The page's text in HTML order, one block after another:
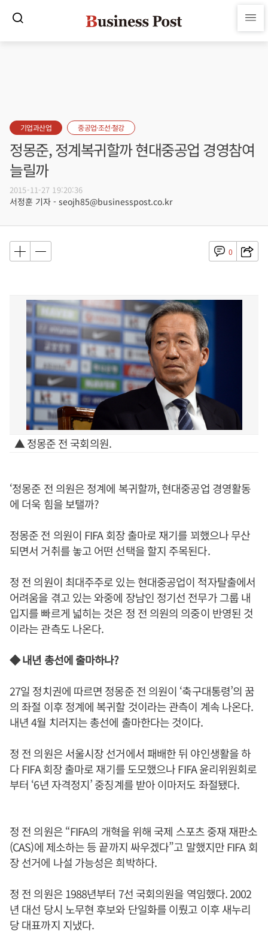
기업과산업 중공업·조선·철강
정몽준, 정계복귀할까 현대중공업 경영참여
늘릴까
2015-11-27 19:20:36
서정훈 기자 - seojh85@businesspost.co.kr
0
▲ 정몽준 전 국회의원.
‘정몽준 전 의원은 정계에 복귀할까, 현대중공업 경영활동
에 더욱 힘을 보탤까?
정몽준 전 의원이 FIFA 회장 출마로 재기를 꾀했으나 무산
되면서 거취를 놓고 어떤 선택을 할지 주목된다.
정 전 의원이 최대주주로 있는 현대중공업이 적자탈출에서
어려움을 겪고 있는 와중에 장남인 정기선 전무가 그룹 내
입지를 빠르게 넓히는 것은 정 전 의원의 의중이 반영된 것
이라는 관측도 나온다.
◆ 내년 총선에 출마하나?
27일 정치권에 따르면 정몽준 전 의원이 ‘축구대통령’의 꿈
의 좌절 이후 정계에 복귀할 것이라는 관측이 계속 나온다.
내년 4월 치러지는 총선에 출마한다는 것이다.
정 전 의원은 서울시장 선거에서 패배한 뒤 야인생활을 하
다 FIFA 회장 출마로 재기를 도모했으나 FIFA 윤리위원회로
부터 ‘6년 자격정지’ 중징계를 받아 이마저도 좌절됐다.
정 전 의원은 “FIFA의 개혁을 위해 국제 스포츠 중재 재판소
(CAS)에 제소하는 등 끝까지 싸우겠다”고 말했지만 FIFA 회
장 선거에 나설 가능성은 희박하다.
정 전 의원은 1988년부터 7선 국회의원을 역임했다. 2002
년 대선 당시 노무현 후보와 단일화를 이뤘고 이후 새누리
당 대표까지 지냈다.